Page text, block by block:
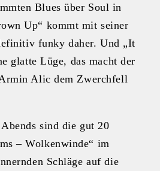
Blues über Soul in
Up“ kommt mit seiner
funky daher. Und „It
glatte Lüge, das macht der
Alic dem Zwerchfell
sind die gut 20
– Wolkenwinde“ im
Schläge auf die